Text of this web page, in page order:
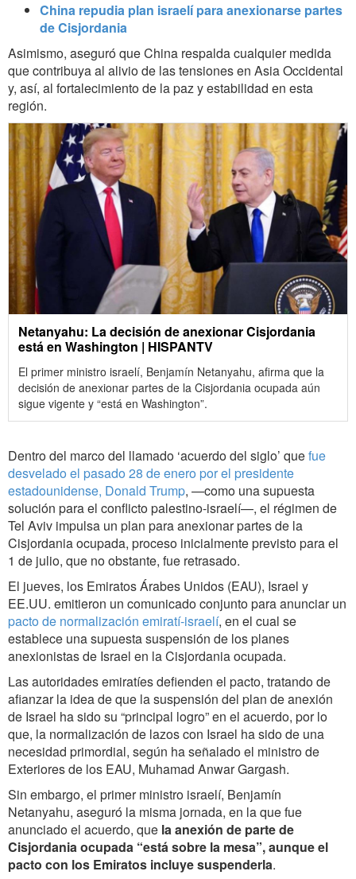
China repudia plan israelí para anexionarse partes
de Cisjordania
Asimismo, aseguró que China respalda cualquier medida
que contribuya al alivio de las tensiones en Asia Occidental
y, así, al fortalecimiento de la paz y estabilidad en esta
región.
Netanyahu: La decisión de anexionar Cisjordania
está en Washington | HISPANTV
El primer ministro israelí, Benjamín Netanyahu, afirma que la
decisión de anexionar partes de la Cisjordania ocupada aún
sigue vigente y “está en Washington”.
Dentro del marco del llamado ‘acuerdo del siglo’ quefue
desvelado el pasado 28 de enero por el presidente
estadounidense, Donald Trump, —como una supuesta
solución para el conflicto palestino-israelí—, el régimen de
Tel Aviv impulsa un plan para anexionar partes de la
Cisjordania ocupada, proceso inicialmente previsto para el
1 de julio, que no obstante, fue retrasado.
El jueves, los Emiratos Árabes Unidos (EAU), Israel y
EE.UU. emitieron un comunicado conjunto para anunciar un
pacto de normalización emiratí-israelí, en el cual se
establece una supuesta suspensión de los planes
anexionistas de Israel en la Cisjordania ocupada.
Las autoridades emiratíes defienden el pacto, tratando de
afianzar la idea de que la suspensión del plan de anexión
de Israel ha sido su “principal logro” en el acuerdo, por lo
que, la normalización de lazos con Israel ha sido de una
necesidad primordial, según ha señalado el ministro de
Exteriores de los EAU, Muhamad Anwar Gargash.
Sin embargo, el primer ministro israelí, Benjamín
Netanyahu, aseguró la misma jornada, en la que fue
anunciado el acuerdo, que la anexión de parte de
Cisjordania ocupada “está sobre la mesa”, aunque el
pacto con los Emiratos incluye suspenderla.